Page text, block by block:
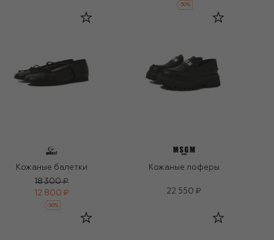
-30%
Кожаные балетки
18 300 ₽
12 800 ₽
-30%
Кожаные лоферы
22 550 ₽